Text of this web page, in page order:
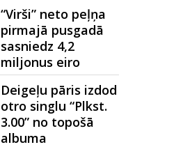
“Virši” neto peļņa
pirmajā pusgadā
sasniedz 4,2
miljonus eiro
Deigeļu pāris izdod
otro singlu “Plkst.
3.00” no topošā
albuma